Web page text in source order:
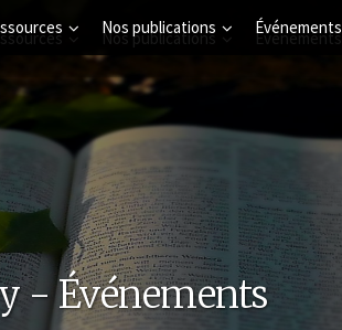
Nos publications Événements
- Événements